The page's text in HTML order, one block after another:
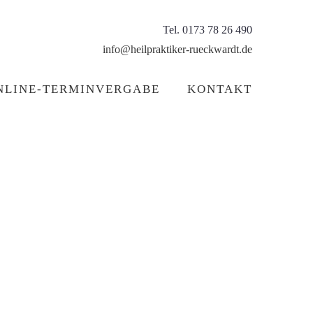
Tel. 0173 78 26 490
info@heilpraktiker-rueckwardt.de
TERMINVERGABE KONTAKT